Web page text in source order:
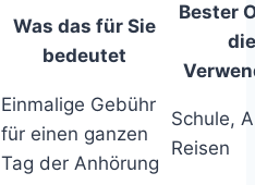
Was das für Sie
bedeutet
Bester
die
Einmalige Gebühr
für einen ganzen
Tag der Anhörung
Schule,
Reisen